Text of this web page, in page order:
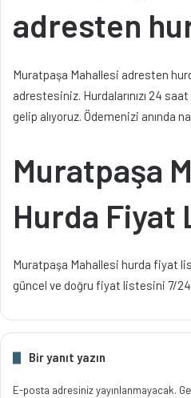
adresten
Muratpaşa Mahallesi adresten
adrestesiniz. Hurdalarınızı 24
gelip alıyoruz. Ödemenizi anında
Muratpaşa
Hurda Fiyat
Muratpaşa Mahallesi hurda fiyat
güncel ve doğru fiyat listesini 7/24
Bir yanıt yazın
E-posta adresiniz yayınlanmayacak.